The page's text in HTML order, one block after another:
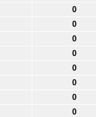
0
0
0
0
0
0
0
0